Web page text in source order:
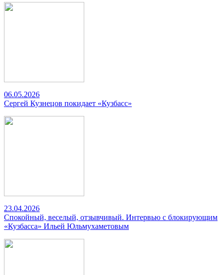
06.05.2026
Сергей Кузнецов покидает «Кузбасс»
23.04.2026
Спокойный, веселый, отзывчивый. Интервью с блокирующим
«Кузбасса» Ильей Юльмухаметовым